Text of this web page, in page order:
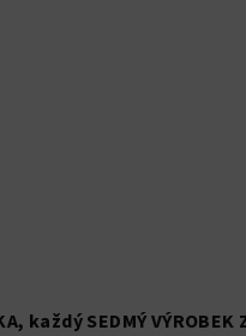
, každý SEDMÝ VÝROBEK